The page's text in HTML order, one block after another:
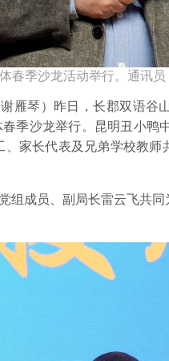
春季沙龙活动举行。通讯
雁琴）昨日，长郡双语谷
季沙龙举行。昆明丑小
家长代表及兄弟学校教
组成员、副局长雷云飞共